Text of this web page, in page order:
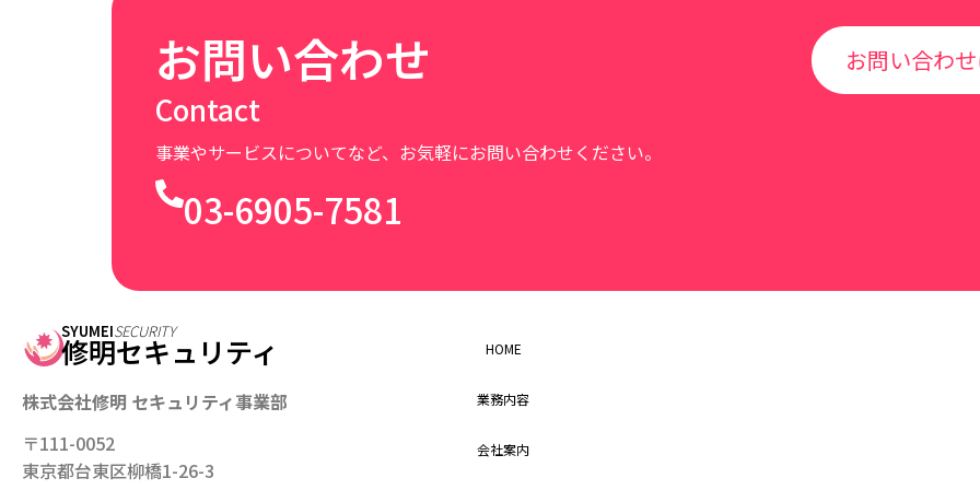
お問い合わせ
Contact
事業やサービスについてなど、お気軽にお問い合わせください。
03-6905-7581
お問い合わ
SYUMEISECURITY
修明セキュリティ
株式会社修明 セキュリティ事業部
〒111-0052
東京都台東区柳橋1-26-3
HOME
業務内容
会社案内